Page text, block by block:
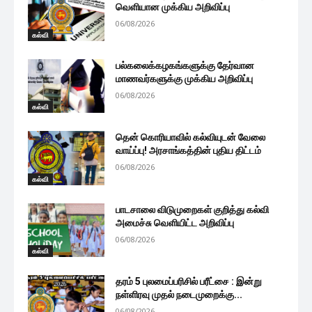
கல்வி
வெளியான முக்கிய அறிவிப்பு
06/08/2026
கல்வி
பல்கலைக்கழகங்களுக்கு தேர்வான
மாணவர்களுக்கு முக்கிய அறிவிப்பு
06/08/2026
கல்வி
தென் கொரியாவில் கல்வியுடன் வேலை
வாய்ப்பு! அரசாங்கத்தின் புதிய திட்டம்
06/08/2026
கல்வி
பாடசாலை விடுமுறைகள் குறித்து கல்வி
அமைச்சு வெளியிட்ட அறிவிப்பு
06/08/2026
தரம் 5 புலமைப்பரிசில் பரீட்சை : இன்று
நள்ளிரவு முதல் நடைமுறைக்கு...